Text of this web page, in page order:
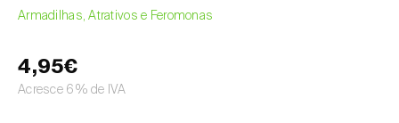
Armadilhas, Atrativos e Feromonas
4,95€
Acresce 6% de IVA